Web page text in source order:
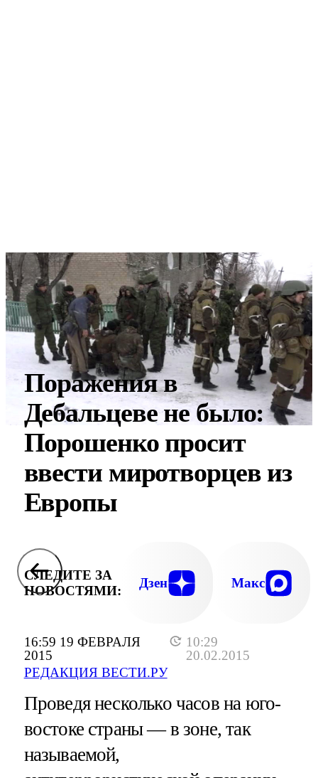
16:59 19 ФЕВРАЛЯ
2015
10:29
20.02.2015
РЕДАКЦИЯ ВЕСТИ.РУ
Поражения в
Дебальцеве не было:
Порошенко просит
ввести миротворцев из
Европы
СЛЕДИТЕ ЗА
НОВОСТЯМИ:
Дзен Макс
Проведя несколько часов на юго-
востоке страны — в зоне, так
называемой,